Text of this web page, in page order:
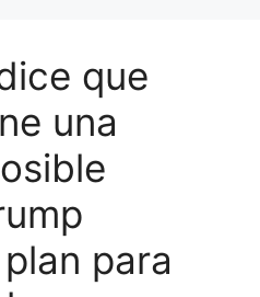
que
una
para